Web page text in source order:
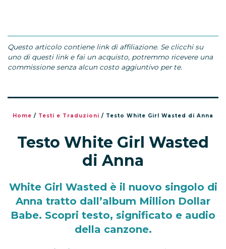
Questo articolo contiene link di affiliazione. Se clicchi su
uno di questi link e fai un acquisto, potremmo ricevere una
commissione senza alcun costo aggiuntivo per te.
Home / Testi e Traduzioni / Testo White Girl Wasted di Anna
Testo White Girl Wasted
di Anna
White Girl Wasted è il nuovo singolo di
Anna tratto dall’album Million Dollar
Babe. Scopri testo, significato e audio
della canzone.